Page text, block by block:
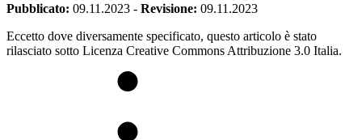
Pubblicato: 09.11.2023 - Revisione: 09.11.2023
Eccetto dove diversamente specificato, questo articolo è stato
rilasciato sotto Licenza Creative Commons Attribuzione 3.0 Italia.